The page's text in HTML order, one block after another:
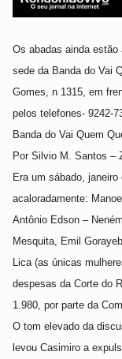
Os abadas ainda
sede da Banda do Vai
Gomes, n 1315, em
pelos telefones- 9242-
Banda do Vai Quem
Por Silvio M. Santos –
Era um sábado,
acaloradamente:
Antônio Edson –
Mesquita, Emil
Lica (as únicas
despesas da Corte do
1.980, por parte da
O tom elevado da
levou Casimiro a